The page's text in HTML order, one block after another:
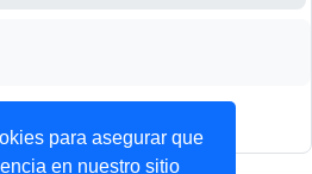
para asegurar que
en nuestro sitio
2025
| Condiciones